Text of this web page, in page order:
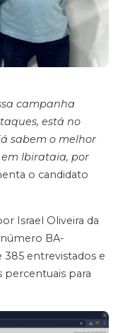
campanha
está no
sabem o melhor
Ibirataia, por
o candidato
Israel Oliveira da
BA-
entrevistados e
para